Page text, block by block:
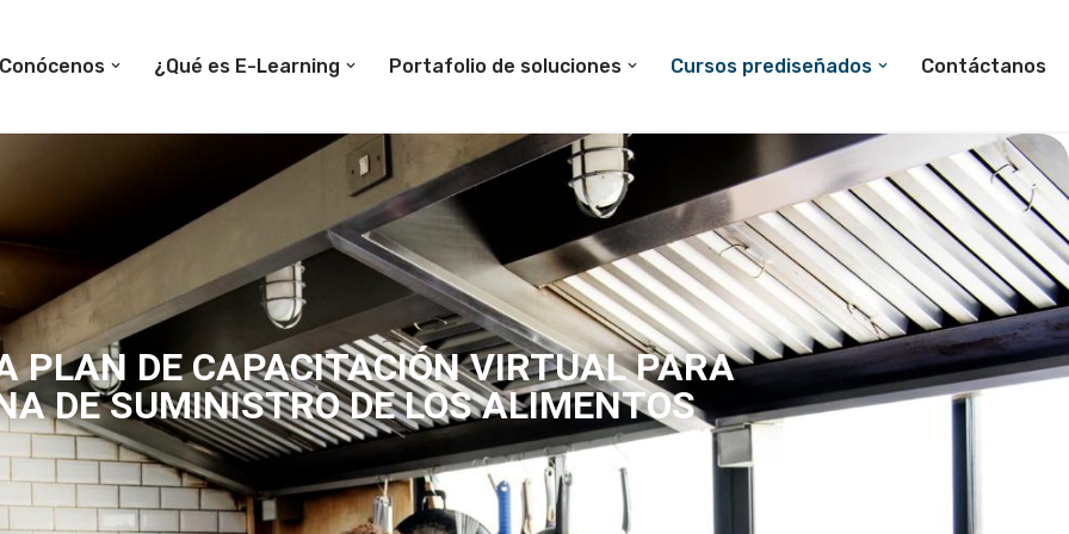
Conócenos ¿Qué es E-Learning Portafolio de soluciones Cursos prediseñados Contáctanos
PLAN DE CAPACITACIÓN VIRTUAL PARA
DE SUMINISTRO DE LOS ALIMENTOS